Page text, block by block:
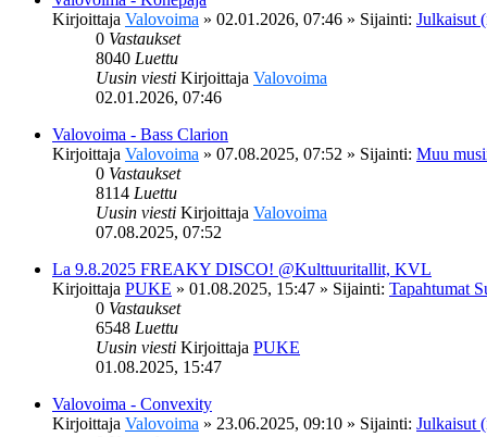
Kirjoittaja Valovoima » 02.01.2026, 07:46 » Sijainti: Julkaisut
0 Vastaukset
8040 Luettu
Uusin viesti Kirjoittaja Valovoima
02.01.2026, 07:46
Valovoima - Bass Clarion
Kirjoittaja Valovoima » 07.08.2025, 07:52 » Sijainti: Muu
0 Vastaukset
8114 Luettu
Uusin viesti Kirjoittaja Valovoima
07.08.2025, 07:52
La 9.8.2025 FREAKY DISCO! @Kulttuuritallit, KVL
Kirjoittaja PUKE » 01.08.2025, 15:47 » Sijainti: Tapahtumat
0 Vastaukset
6548 Luettu
Uusin viesti Kirjoittaja PUKE
01.08.2025, 15:47
Valovoima - Convexity
Kirjoittaja Valovoima » 23.06.2025, 09:10 » Sijainti: Julkaisut